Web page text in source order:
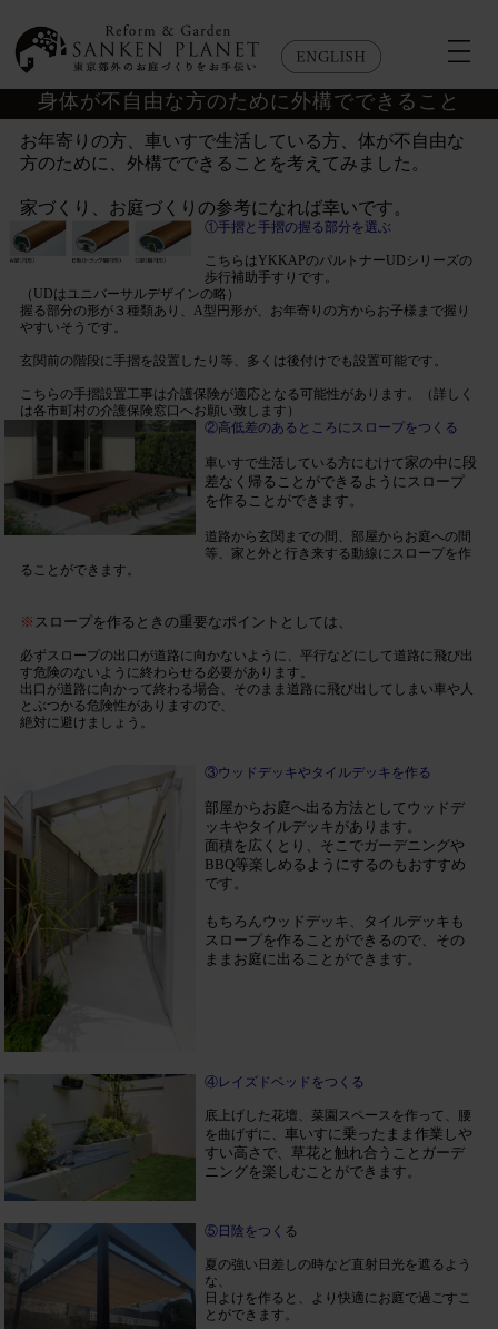
身体が不自由な方のために外構でできること
お年寄りの方、車いすで生活している方、体が不自由な
方のために、外構でできることを考えてみました。
家づくり、お庭づくりの参考になれば幸いです。
①手摺と手摺の握る部分を選ぶ
こちらはYKKAPのパルトナーUDシリーズの
歩行補助手すりです。
（UDはユニバーサルデザインの略）
握る部分の形が３種類あり、A型円形が、お年寄りの方からお子様まで握り
やすいそうです。
玄関前の階段に手摺を設置したり等、多くは後付けでも設置可能です。
こちらの手摺設置工事は介護保険が適応となる可能性があります。（詳しく
は各市町村の介護保険窓口へお願い致します）
②高低差のあるところにスロープをつくる
車いすで生活している方にむけて 家の中に段
差なく帰ることができるようにスロープ
を作ることができます。
道路から玄関までの間、部屋からお庭への間
等、家と外と行き来する動線にスロープを作
ることができます。
※ スロープを作るときの重要なポイントとしては、
必ずスロープの出口が道路に向かないように、平行などにして道路に飛び出
す危険のないように終わらせる必要があります。
出口が道路に向かって終わる場合、そのまま道路に飛び出してしまい車や人
とぶつかる危険性がありますので、
絶対に避けましょう。
③ウッドデッキやタイルデッキを作る
部屋からお庭へ出る方法としてウッドデ
ッキやタイルデッキがあります。
面積を広くとり、そこでガーデニングや
BBQ等楽しめるようにするのもおすすめ
です。
もちろんウッドデッキ、タイルデッキも
スロープを作ることができるので、その
ままお庭に出ることができます。
④レイズドベッドをつくる
底上げした花壇、菜園スペースを作って、腰
を曲げずに、車いすに乗ったまま作業しや
すい高さで、草花と触れ合うことガーデ
ニングを楽しむことができます。
⑤日陰をつく る
夏の強い日差しの時など直射日光を遮るよう
な、
日よけを作ると、より快適にお庭で過ごすこ
とができます。